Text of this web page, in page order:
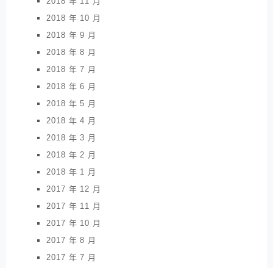
2018 年 10 月
2018 年 9 月
2018 年 8 月
2018 年 7 月
2018 年 6 月
2018 年 5 月
2018 年 4 月
2018 年 3 月
2018 年 2 月
2018 年 1 月
2017 年 12 月
2017 年 11 月
2017 年 10 月
2017 年 8 月
2017 年 7 月